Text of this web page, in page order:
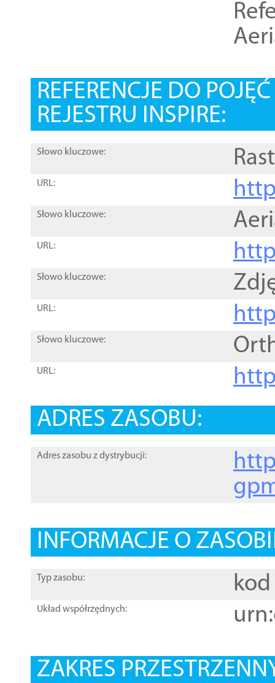
REFERENCJE DO
REJESTRU INSPIRE:
Słowo kluczowe:
URL:
Słowo kluczowe:
URL:
Słowo kluczowe:
URL:
Słowo kluczowe:
URL:
ADRES ZASOBU:
Adres zasobu z dystrybucji:
INFORMACJE O
Typ zasobu: kod
Układ współrzędnych:
ZAKRES